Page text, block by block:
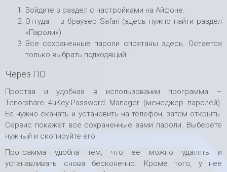
Войдите в раздел с настройками на Айфоне.
Оттуда – в браузер Safari (здесь нужно найти раздел
«Пароли»).
Все сохраненные пароли спрятаны здесь. Остается
только выбрать подходящий.
Через ПО
Простая и удобная в использовании программа –
Tenorshare 4uKey-Password Manager (менеджер паролей).
Ее нужно скачать и установить на телефон, затем открыть.
Сервис покажет все сохраненные вами пароли. Выберете
нужный и скопируйте его.
Программа удобна тем, что ее можно удалять и
устанавливать снова бесконечно. Кроме того, у нее